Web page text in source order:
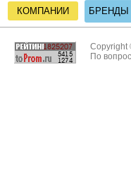
КОМПАНИИ БРЕНДЫ
Copyright
По